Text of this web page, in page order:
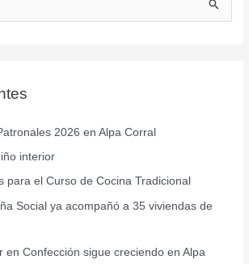
2026 en Alpa Corral
interior
para el Curso de Cocina Tradicional
Social ya acompañó a 35 viviendas de
en Confección sigue creciendo en Alpa